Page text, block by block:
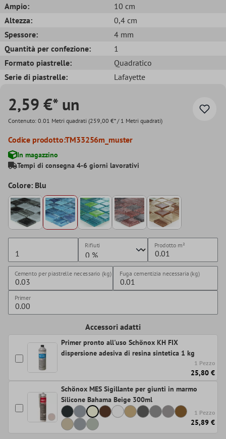
Ampio:
10 cm
Altezza:
0,4 cm
Spessore:
4 mm
Quantità per confezione:
1
Formato piastrelle:
Quadratico
Serie di piastrelle:
Lafayette
2,59 €* un
Contenuto: 0.01 Metri quadrati (259,00 €* / 1 Metri quadrati)
Codice prodotto:TM33256m_muster
In magazzino
Tempi di consegna 4-6 giorni lavorativi
Colore: Blu
Rifiuti Prodotto m²
Cemento per piastrelle necessario (kg) Fuga cementizia necessaria (kg)
Primer
Accessori adatti
Primer pronto all'uso Schönox KH FIX
dispersione adesiva di resina sintetica 1 kg
1 Pezzo
25,80 €
Schönox MES Sigillante per giunti in marmo
Silicone Bahama Beige 300ml
1 Pezzo
25,89 €